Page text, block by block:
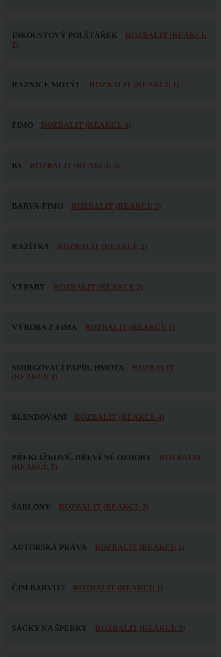
INKOUSTOVÝ POLŠTÁŘEK
ROZBALIT (REAKCÍ:
2)
RAZNICE MOTÝL ROZBALIT (REAKCÍ: 1)
FIMO ROZBALIT (REAKCÍ: 4)
BS ROZBALIT (REAKCÍ: 3)
BARVA-FIMO ROZBALIT (REAKCÍ: 3)
RAZÍTKA ROZBALIT (REAKCÍ: 2)
VÝPARY ROZBALIT (REAKCÍ: 2)
VÝROBA Z FIMA ROZBALIT (REAKCÍ: 1)
SMIRGOVACÍ PAPÍR, HMOTA
ROZBALIT
(REAKCÍ: 3)
BLENDOVÁNÍ ROZBALIT (REAKCÍ: 4)
PŘEKLIŽKOVÉ, DŘEVĚNÉ OZDOBY
ROZBALIT
(REAKCÍ: 1)
ŠABLONY ROZBALIT (REAKCÍ: 2)
AUTORSKÁ PRÁVA ROZBALIT (REAKCÍ: 1)
ČÍM BARVIT? ROZBALIT (REAKCÍ: 1)
SÁČKY NA ŠPERKY ROZBALIT (REAKCÍ: 3)